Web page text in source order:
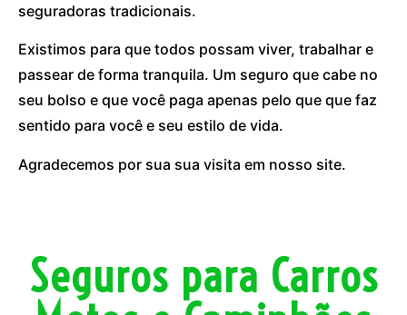
seguradoras tradicionais.
Existimos para que todos possam viver, trabalhar e
passear de forma tranquila. Um seguro que cabe no
seu bolso e que você paga apenas pelo que que faz
sentido para você e seu estilo de vida.
Agradecemos por sua sua visita em nosso site.
Seguros para Carros